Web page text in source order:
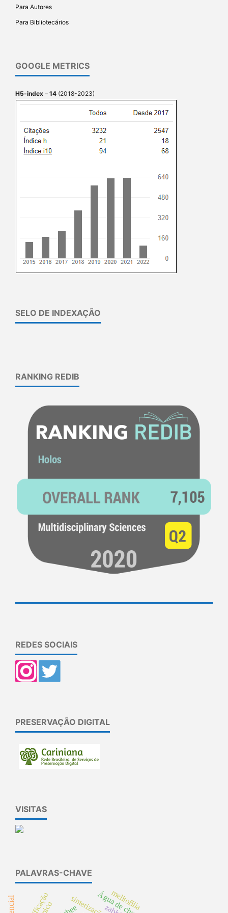
Para Autores
Para Bibliotecários
GOOGLE METRICS
H5-index – 14 (2018-2023)
SELO DE INDEXAÇÃO
RANKING REDIB
REDES SOCIAIS
PRESERVAÇÃO DIGITAL
VISITAS
PALAVRAS-CHAVE
sinterizaçãoÁgua de chuva
melitofilia